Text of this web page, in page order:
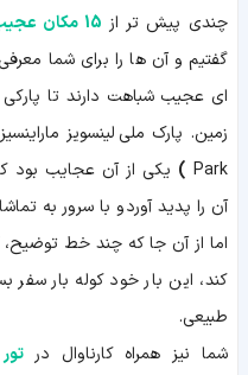
چندی پیش تر از 15 مکان عجیب و طبیعی کره زمین
ای عجیب شباهت دارند تا پارکی
زمین. پارک ملی لینسویز
Park
) یکی از آن عجایب بود
آن را پدید آورد و با سرور به
اما از آن جا که چند خط توضیح،
کند، این بار خود کوله بار سفر
طبیعی.
شما نیز همراه کارناوال در